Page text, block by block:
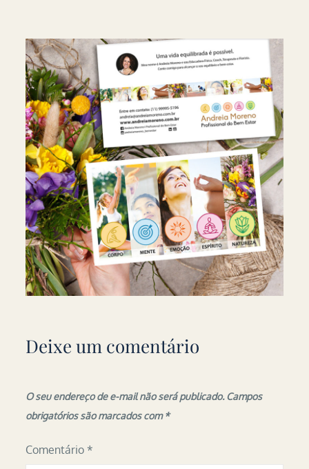
Deixe um comentário
O seu endereço de e-mail não será publicado. Campos
obrigatórios são marcados com*
Comentário *